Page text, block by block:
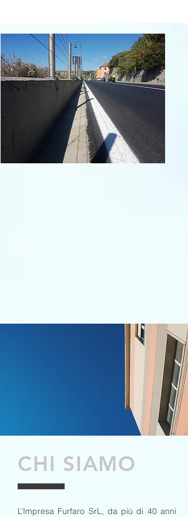
CHI SIAMO
L’Impresa Furfaro SrL, da più di 40 anni